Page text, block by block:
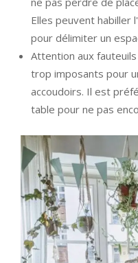
Elles peuvent habiller
pour délimiter un
Attention aux
trop imposants pour
accoudoirs. Il est
table pour ne pas